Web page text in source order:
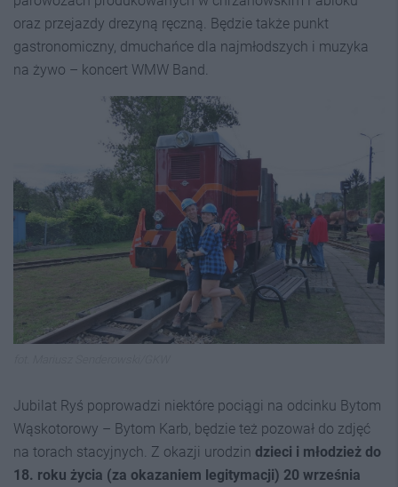
oraz przejazdy drezyną ręczną. Będzie także punkt
gastronomiczny, dmuchańce dla najmłodszych i muzyka
na żywo – koncert WMW Band.
Jubilat Ryś poprowadzi niektóre pociągi na odcinku Bytom
Wąskotorowy – Bytom Karb, będzie też pozował do zdjęć
na torach stacyjnych. Z okazji urodzin dzieci i młodzież do
18. roku życia (za okazaniem legitymacji) 20 września